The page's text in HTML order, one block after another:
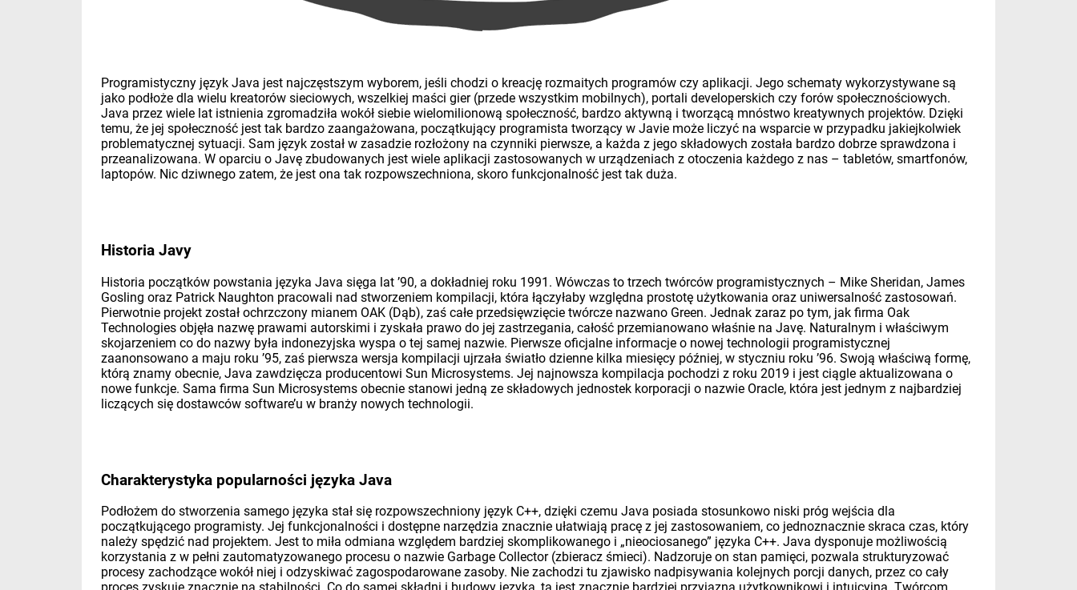
Programistyczny język Java jest najczęstszym wyborem, jeśli chodzi o kreację rozmaitych programów czy aplikacji. Jego schematy wykorzystywane są
jako podłoże dla wielu kreatorów sieciowych, wszelkiej maści gier (przede wszystkim mobilnych), portali developerskich czy forów społecznościowych.
Java przez wiele lat istnienia zgromadziła wokół siebie wielomilionową społeczność, bardzo aktywną i tworzącą mnóstwo kreatywnych projektów. Dzięki
temu, że jej społeczność jest tak bardzo zaangażowana, początkujący programista tworzący w Javie może liczyć na wsparcie w przypadku jakiejkolwiek
problematycznej sytuacji. Sam język został w zasadzie rozłożony na czynniki pierwsze, a każda z jego składowych została bardzo dobrze sprawdzona i
przeanalizowana. W oparciu o Javę zbudowanych jest wiele aplikacji zastosowanych w urządzeniach z otoczenia każdego z nas – tabletów, smartfonów,
laptopów. Nic dziwnego zatem, że jest ona tak rozpowszechniona, skoro funkcjonalność jest tak duża.
Historia Javy
Historia początków powstania języka Java sięga lat ’90, a dokładniej roku 1991. Wówczas to trzech twórców programistycznych – Mike Sheridan, James
Gosling oraz Patrick Naughton pracowali nad stworzeniem kompilacji, która łączyłaby względna prostotę użytkowania oraz uniwersalność zastosowań.
Pierwotnie projekt został ochrzczony mianem OAK (Dąb), zaś całe przedsięwzięcie twórcze nazwano Green. Jednak zaraz po tym, jak firma Oak
Technologies objęła nazwę prawami autorskimi i zyskała prawo do jej zastrzegania, całość przemianowano właśnie na Javę. Naturalnym i właściwym
skojarzeniem co do nazwy była indonezyjska wyspa o tej samej nazwie. Pierwsze oficjalne informacje o nowej technologii programistycznej
zaanonsowano a maju roku ’95, zaś pierwsza wersja kompilacji ujrzała światło dzienne kilka miesięcy później, w styczniu roku ’96. Swoją właściwą formę,
którą znamy obecnie, Java zawdzięcza producentowi Sun Microsystems. Jej najnowsza kompilacja pochodzi z roku 2019 i jest ciągle aktualizowana o
nowe funkcje. Sama firma Sun Microsystems obecnie stanowi jedną ze składowych jednostek korporacji o nazwie Oracle, która jest jednym z najbardziej
liczących się dostawców software’u w branży nowych technologii.
Charakterystyka popularności języka Java
Podłożem do stworzenia samego języka stał się rozpowszechniony język C++, dzięki czemu Java posiada stosunkowo niski próg wejścia dla
początkującego programisty. Jej funkcjonalności i dostępne narzędzia znacznie ułatwiają pracę z jej zastosowaniem, co jednoznacznie skraca czas, który
należy spędzić nad projektem. Jest to miła odmiana względem bardziej skomplikowanego i „nieociosanego” języka C++. Java dysponuje możliwością
korzystania z w pełni zautomatyzowanego procesu o nazwie Garbage Collector (zbieracz śmieci). Nadzoruje on stan pamięci, pozwala strukturyzować
procesy zachodzące wokół niej i odzyskiwać zagospodarowane zasoby. Nie zachodzi tu zjawisko nadpisywania kolejnych porcji danych, przez co cały